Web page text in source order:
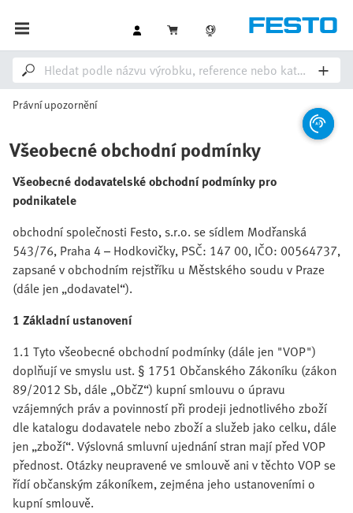
Právní upozornění
Všeobecné obchodní podmínky
Všeobecné dodavatelské obchodní podmínky pro
podnikatele
obchodní společnosti Festo, s.r.o. se sídlem Modřanská
543/76, Praha 4 – Hodkovičky, PSČ: 147 00, IČO: 00564737,
zapsané v obchodním rejstříku u Městského soudu v Praze
(dále jen „dodavatel“).
1 Základní ustanovení
1.1 Tyto všeobecné obchodní podmínky (dále jen "VOP")
doplňují ve smyslu ust. § 1751 Občanského Zákoníku (zákon
89/2012 Sb, dále „ObčZ“) kupní smlouvu o úpravu
vzájemných práv a povinností při prodeji jednotlivého zboží
dle katalogu dodavatele nebo zboží a služeb jako celku, dále
jen „zboží“. Výslovná smluvní ujednání stran mají před VOP
přednost. Otázky neupravené ve smlouvě ani v těchto VOP se
řídí občanským zákoníkem, zejména jeho ustanoveními o
kupní smlouvě.